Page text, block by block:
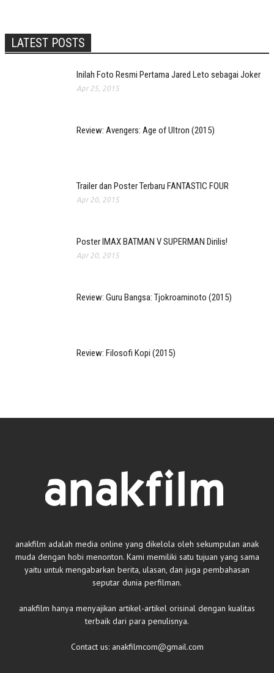
LATEST POSTS
Inilah Foto Resmi Pertama Jared Leto sebagai Joker
Apr 25, 2015
Review: Avengers: Age of Ultron (2015)
Trailer dan Poster Terbaru FANTASTIC FOUR
Apr 20, 2015
Poster IMAX BATMAN V SUPERMAN Dirilis!
Apr 20, 2015
Review: Guru Bangsa: Tjokroaminoto (2015)
Review: Filosofi Kopi (2015)
anakfilm adalah media online yang dikelola oleh sekumpulan anak
muda dengan hobi menonton. Kami memiliki satu tujuan yang sama
yaitu untuk mengabarkan berita, ulasan, dan juga pembahasan
seputar dunia perfilman.
anakfilm hanya menyajikan artikel-artikel orisinal dengan kualitas
terbaik dari para penulisnya.
Contact us: anakfilmcom@gmail.com